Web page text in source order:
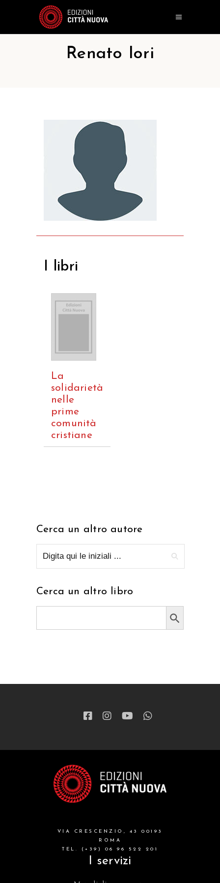
Renato Iori
I libri
La
solidarietà
nelle
prime
comunità
cristiane
Cerca un altro autore
Cerca un altro libro
Search Button
VIA CRESCENZIO, 43 00193
ROMA
TEL. (+39) 06 96 522 201
I servizi